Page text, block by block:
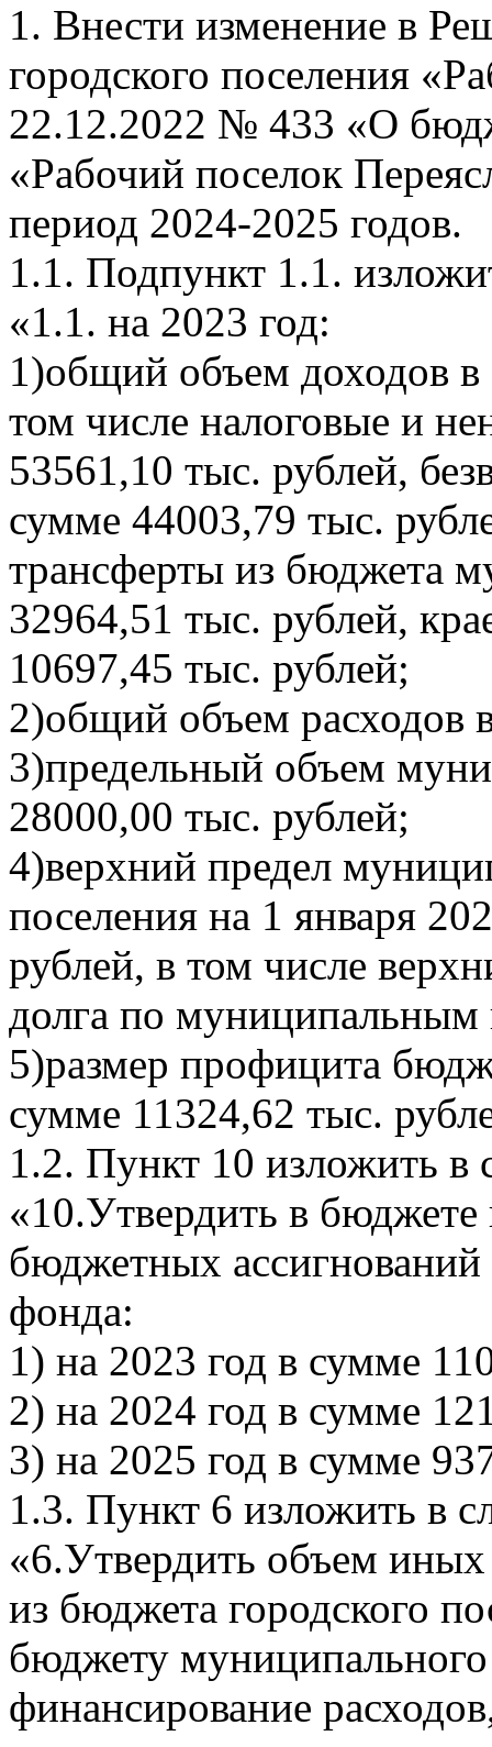
1. Внести изменение в
городского поселения
22.12.2022 № 433 «О
«Рабочий поселок
период 2024-2025 годов.
1.1. Подпункт 1.1.
«1.1. на 2023 год:
1)общий объем доходов
том числе налоговые и
53561,10 тыс. рублей,
сумме 44003,79 тыс.
трансферты из бюджета
32964,51 тыс. рублей,
10697,45 тыс. рублей;
2)общий объем расходов
3)предельный объем
28000,00 тыс. рублей;
4)верхний предел
поселения на 1 января
рублей, в том числе
долга по муниципальным
5)размер профицита
сумме 11324,62 тыс.
1.2. Пункт 10 изложить
«10.Утвердить в бюджете
бюджетных
фонда:
1) на 2023 год в сумме
2) на 2024 год в сумме
3) на 2025 год в сумме
1.3. Пункт 6 изложить в
«6.Утвердить объем
из бюджета городского
бюджету
финансирование